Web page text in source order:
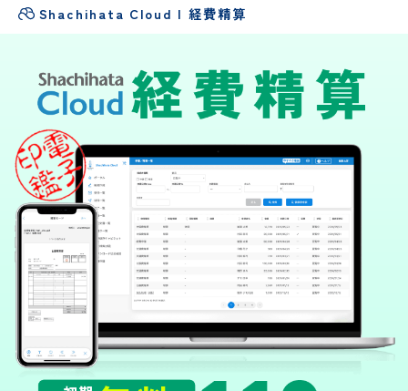
Shachihata Cloud 経費精算